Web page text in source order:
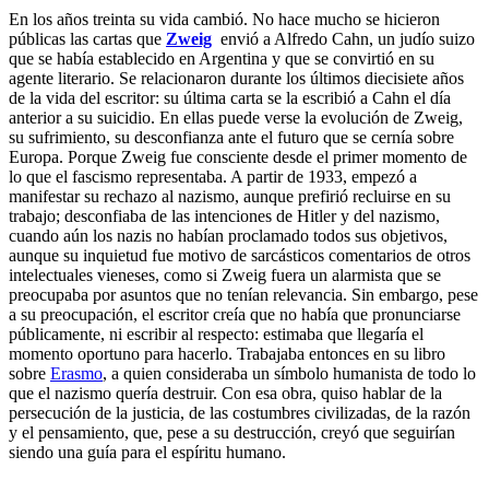
En los años treinta su vida cambió. No hace mucho se hicieron
públicas las cartas que Zweig envió a Alfredo Cahn, un judío suizo
que se había establecido en Argentina y que se convirtió en su
agente literario. Se relacionaron durante los últimos diecisiete años
de la vida del escritor: su última carta se la escribió a Cahn el día
anterior a su suicidio. En ellas puede verse la evolución de Zweig,
su sufrimiento, su desconfianza ante el futuro que se cernía sobre
Europa. Porque Zweig fue consciente desde el primer momento de
lo que el fascismo representaba. A partir de 1933, empezó a
manifestar su rechazo al nazismo, aunque prefirió recluirse en su
trabajo; desconfiaba de las intenciones de Hitler y del nazismo,
cuando aún los nazis no habían proclamado todos sus objetivos,
aunque su inquietud fue motivo de sarcásticos comentarios de otros
intelectuales vieneses, como si Zweig fuera un alarmista que se
preocupaba por asuntos que no tenían relevancia. Sin embargo, pese
a su preocupación, el escritor creía que no había que pronunciarse
públicamente, ni escribir al respecto: estimaba que llegaría el
momento oportuno para hacerlo. Trabajaba entonces en su libro
sobre Erasmo, a quien consideraba un símbolo humanista de todo lo
que el nazismo quería destruir. Con esa obra, quiso hablar de la
persecución de la justicia, de las costumbres civilizadas, de la razón
y el pensamiento, que, pese a su destrucción, creyó que seguirían
siendo una guía para el espíritu humano.